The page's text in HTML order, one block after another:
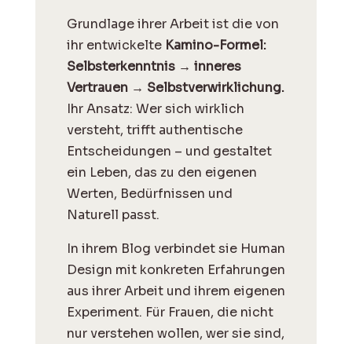
Grundlage ihrer Arbeit ist die von
ihr entwickelte Kamino-Formel:
Selbsterkenntnis → inneres
Vertrauen → Selbstverwirklichung.
Ihr Ansatz: Wer sich wirklich
versteht, trifft authentische
Entscheidungen – und gestaltet
ein Leben, das zu den eigenen
Werten, Bedürfnissen und
Naturell passt.
In ihrem Blog verbindet sie Human
Design mit konkreten Erfahrungen
aus ihrer Arbeit und ihrem eigenen
Experiment. Für Frauen, die nicht
nur verstehen wollen, wer sie sind,